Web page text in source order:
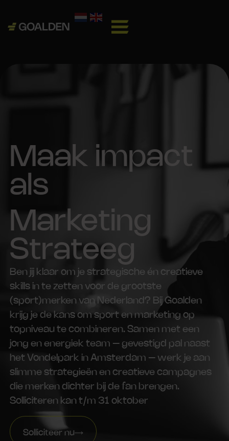
Maak impact
als
Marketing
Strateeg
Ben jij klaar om je strategische én creatieve
skills in te zetten voor de grootste
(sport)merken van Nederland? Bij Goalden
krijg je de kans om sport en marketing op
topniveau te combineren. Samen met een
jong en energiek team – gevestigd pal naast
het Vondelpark in Amsterdam – werk je aan
slimme strategieën en creatieve campagnes
die merken dichter bij de fan brengen.
Solliciteren kan t/m 31 oktober
Solliciteer nu